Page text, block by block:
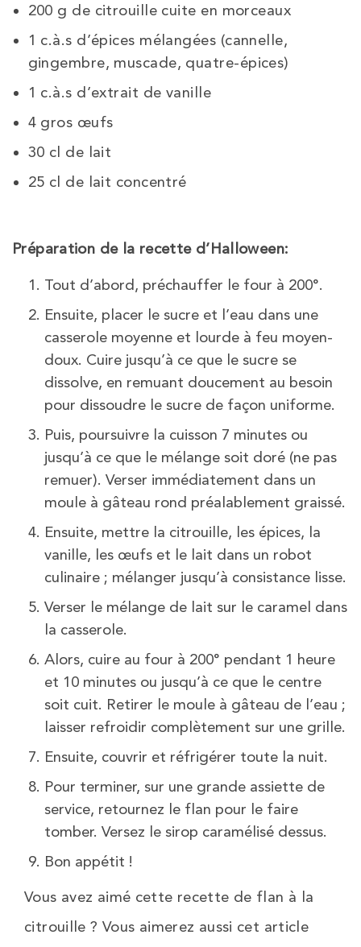
200 g de citrouille cuite en morceaux
1 c.à.s d’épices mélangées (cannelle,
gingembre, muscade, quatre-épices)
1 c.à.s d’extrait de vanille
4 gros œufs
30 cl de lait
25 cl de lait concentré
Préparation de la recette d’Halloween:
Tout d’abord, préchauffer le four à 200°.
Ensuite, placer le sucre et l’eau dans une
casserole moyenne et lourde à feu moyen-
doux. Cuire jusqu’à ce que le sucre se
dissolve, en remuant doucement au besoin
pour dissoudre le sucre de façon uniforme.
Puis, poursuivre la cuisson 7 minutes ou
jusqu’à ce que le mélange soit doré (ne pas
remuer). Verser immédiatement dans un
moule à gâteau rond préalablement graissé.
Ensuite, mettre la citrouille, les épices, la
vanille, les œufs et le lait dans un robot
culinaire ; mélanger jusqu’à consistance lisse.
Verser le mélange de lait sur le caramel dans
la casserole.
Alors, cuire au four à 200° pendant 1 heure
et 10 minutes ou jusqu’à ce que le centre
soit cuit. Retirer le moule à gâteau de l’eau ;
laisser refroidir complètement sur une grille.
Ensuite, couvrir et réfrigérer toute la nuit.
Pour terminer, sur une grande assiette de
service, retournez le flan pour le faire
tomber. Versez le sirop caramélisé dessus.
Bon appétit !
Vous avez aimé cette recette de flan à la
citrouille ? Vous aimerez aussi cet article